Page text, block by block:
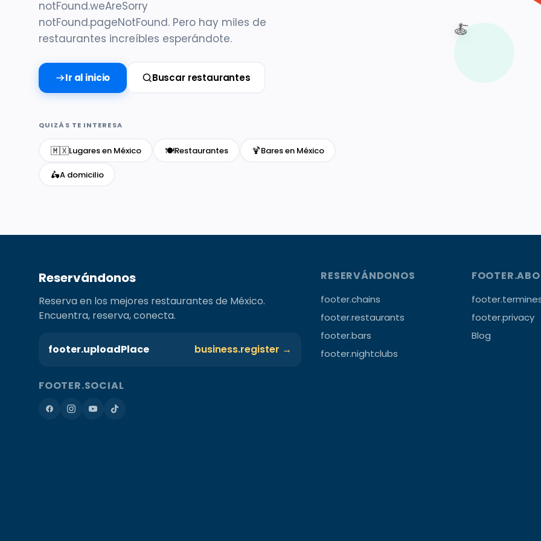
notFound.weAreSorry
notFound.pageNotFound. Pero hay miles de
restaurantes increíbles esperándote.
Ir al inicio Buscar restaurantes
QUIZÁS TE INTERESA
🇲🇽Lugares en México 🍽️Restaurantes 🍹Bares en México
🛵A domicilio
🍝
Reservándonos
Reserva en los mejores restaurantes de México.
Encuentra, reserva, conecta.
footer.uploadPlace business.register →
FOOTER.SOCIAL
RESERVÁNDONOS
footer.chains
footer.restaurants
footer.bars
footer.nightclubs
footer.privacy
Blog